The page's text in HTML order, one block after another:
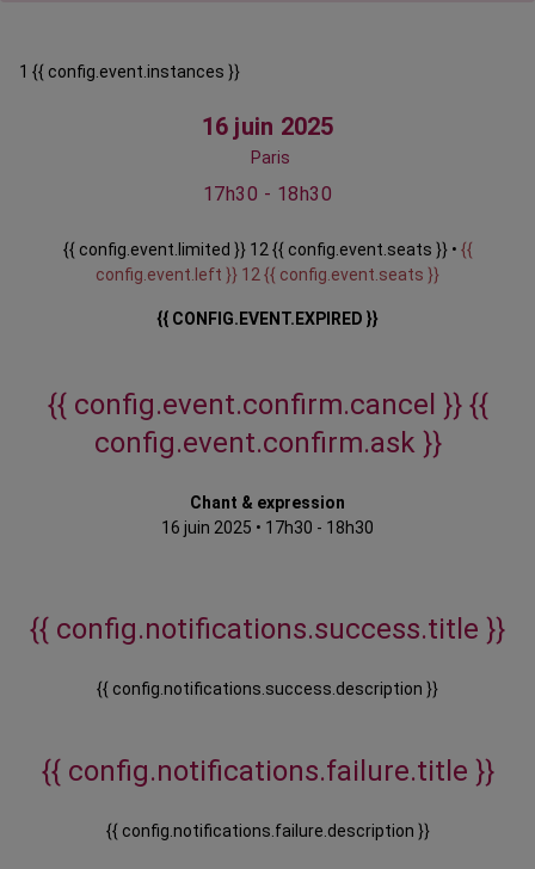
1 {{ config.event.instances }}
16 juin 2025
Paris
17h30 - 18h30
{{ config.event.limited }} 12 {{ config.event.seats }} • {{
config.event.left }} 12 {{ config.event.seats }}
{{ CONFIG.EVENT.EXPIRED }}
{{ config.event.confirm.cancel }} {{
config.event.confirm.ask }}
Chant & expression
16 juin 2025 • 17h30 - 18h30
{{ config.notifications.success.title }}
{{ config.notifications.success.description }}
{{ config.notifications.failure.title }}
{{ config.notifications.failure.description }}